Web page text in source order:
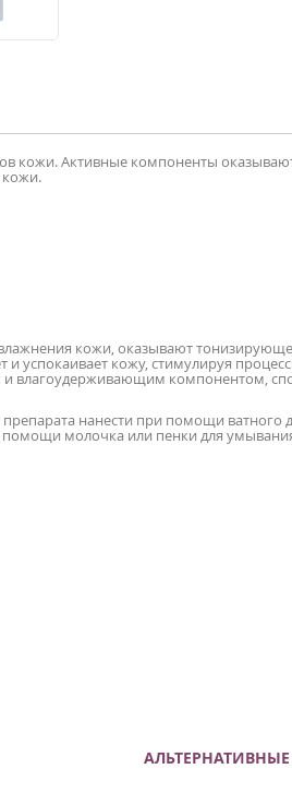
кожи. Активные компоненты
кожи.
кожи, оказывают
и успокаивает кожу, стимулируя
влагоудерживающим компонентом,
нанести при помощи ватного
молочка или пенки для